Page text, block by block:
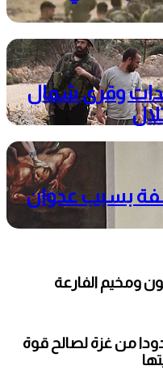
وقرى شمال
بسبب عدوان
ومخيم الفارعة
من غزة لصالح قوة